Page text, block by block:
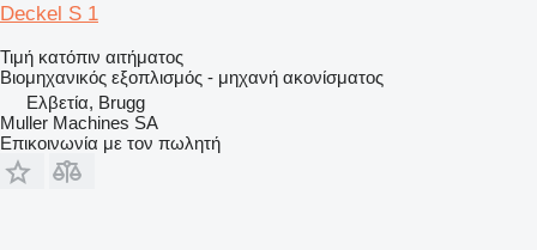
Deckel S 1
Τιμή κατόπιν αιτήματος
Βιομηχανικός εξοπλισμός - μηχανή ακονίσματος
Ελβετία, Brugg
Muller Machines SA
Επικοινωνία με τον πωλητή